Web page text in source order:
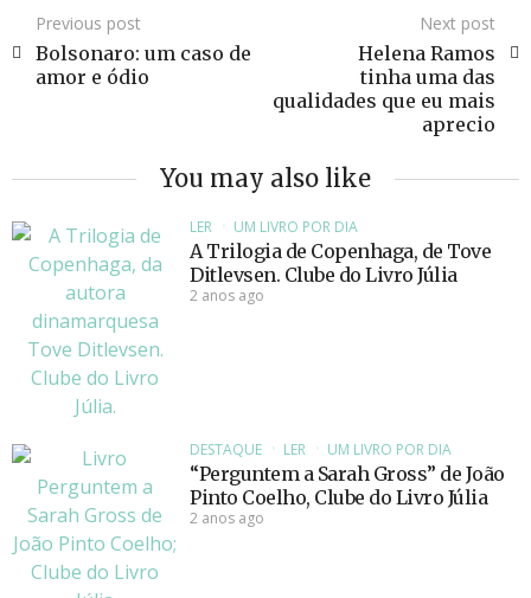
Previous post
Bolsonaro: um caso de
amor e ódio
Next post
Helena Ramos
tinha uma das
qualidades que eu mais
aprecio
You may also like
LER UM LIVRO POR DIA
A Trilogia de Copenhaga, de Tove
Ditlevsen. Clube do Livro Júlia
2 anos ago
DESTAQUE LER UM LIVRO POR DIA
“Perguntem a Sarah Gross” de João
Pinto Coelho, Clube do Livro Júlia
2 anos ago